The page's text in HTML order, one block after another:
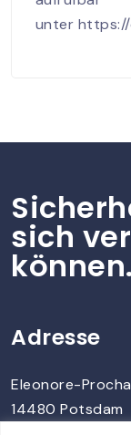
unter
sich
können.
Adresse
Eleonore-
14480 Potsdam